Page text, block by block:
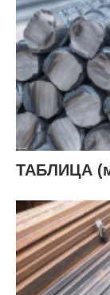
ТАБЛИЦА